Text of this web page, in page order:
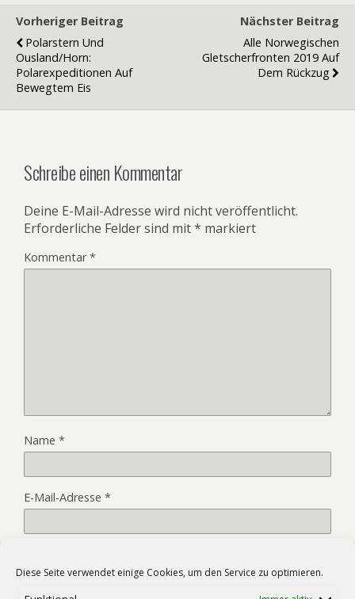
Diese Seite verwendet einige Cookies, um den Service zu optimieren.
Vorheriger Beitrag
Polarstern Und
Ousland/Horn:
Polarexpeditionen Auf
Bewegtem Eis
Nächster Beitrag
Alle Norwegischen
Gletscherfronten 2019 Auf
Dem Rückzug
Schreibe einen Kommentar
Deine E-Mail-Adresse wird nicht veröffentlicht.
Erforderliche Felder sind mit* markiert
Kommentar*
Name *
E-Mail-Adresse *